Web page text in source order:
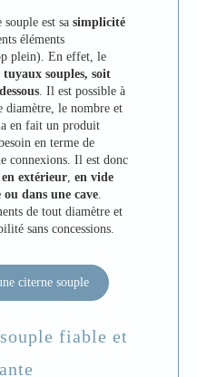
est sa simplicité
éléments
plein). En effet, le
souples, soit
. Il est possible à
le nombre et
en fait un produit
en terme de
connexions. Il est donc
extérieur en vide
ou dans une cave
de tout diamètre et
sans concessions.
citerne souple
fiable et